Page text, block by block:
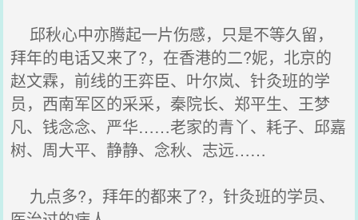
邱秋心中亦腾起一片伤感，只是不等久留，
拜年的电话又来了?，在香港的二?妮，北京的
赵文霖，前线的王弈臣、叶尔岚、针灸班的学
员，西南军区的采采，秦院长、郑平生、王梦
凡、钱念念、严华……老家的青丫、耗子、邱嘉
树、周大平、静静、念秋、志远……
九点多?，拜年的都来了?，针灸班的学员、